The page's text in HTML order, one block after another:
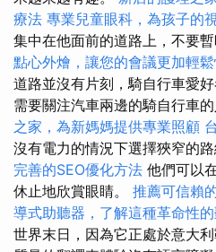
療法 專業兒童眼科，為孩子的
集中在他面前的道路上，不要
點心外燴，讓您的會議更加輕
道路並沒有片刻，騎自行車愛
需要關注汽車兩邊的騎自行車的
之家，為新媽媽提供專業照顧
沒有電力的情況下選擇狹窄的
完善的SEO優化方法 他們可以
休止地欣賞眼睛。 推薦可信賴
導式助聽器，了解這種革命性
世界末日，因為它正處於意大